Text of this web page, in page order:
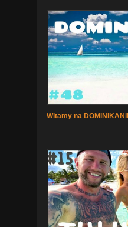
Witamy na